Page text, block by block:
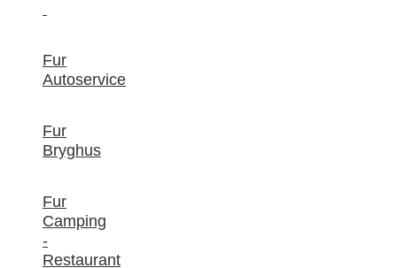
Fur
Autoservice
Fur
Bryghus
Fur
Camping
-
Restaurant